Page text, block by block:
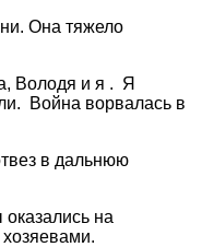
Она тяжело
Володя и я . Я
Война ворвалась в
в дальнюю
на